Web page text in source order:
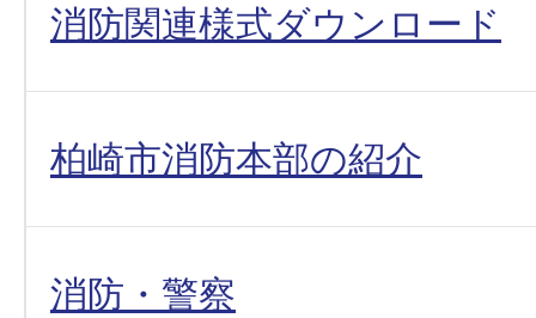
消防関連様式ダウンロード
柏崎市消防本部の紹介
消防・警察